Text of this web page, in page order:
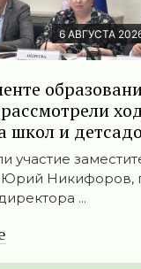
6 АВГУСТА
школ и
участие
Юрий Никифоров,
...